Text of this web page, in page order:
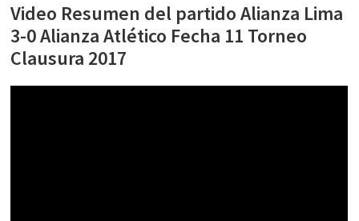
Video Resumen del partido Alianza Lima
3-0 Alianza Atlético Fecha 11 Torneo
Clausura 2017